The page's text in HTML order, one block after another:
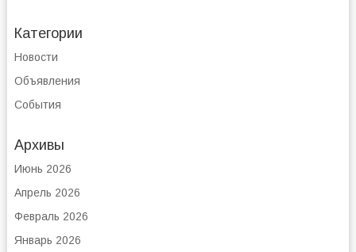
Категории
Новости
Объявления
События
Архивы
Июнь 2026
Апрель 2026
Февраль 2026
Январь 2026